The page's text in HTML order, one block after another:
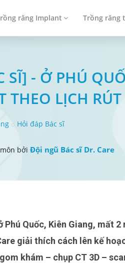
răng Implant Trồng răng
SĨ] - Ở PHÚ
THEO LỊCH
Hỏi đáp Bác sĩ
bởi Đội ngũ Bác sĩ Dr. Care
giải thích cách lên kế
khám – chụp CT 3D –